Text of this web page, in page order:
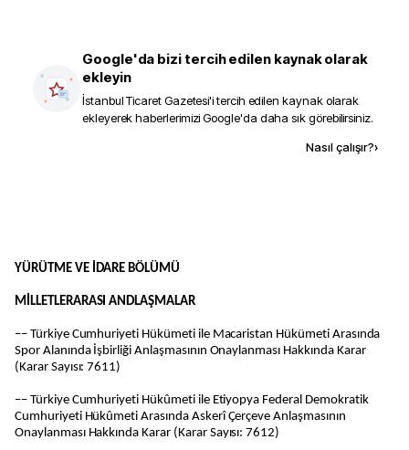
Google'da bizi tercih edilen kaynak olarak
ekleyin
İstanbul Ticaret Gazetesi'i tercih edilen kaynak olarak
ekleyerek haberlerimizi Google'da daha sık görebilirsiniz.
Nasıl çalışır?›
YÜRÜTME VE İDARE BÖLÜMÜ
MİLLETLERARASI ANDLAŞMALAR
–– Türkiye Cumhuriyeti Hükümeti ile Macaristan Hükümeti Arasında
Spor Alanında İşbirliği Anlaşmasının Onaylanması Hakkında Karar
(Karar Sayısı: 7611)
–– Türkiye Cumhuriyeti Hükûmeti ile Etiyopya Federal Demokratik
Cumhuriyeti Hükûmeti Arasında Askerî Çerçeve Anlaşmasının
Onaylanması Hakkında Karar (Karar Sayısı: 7612)